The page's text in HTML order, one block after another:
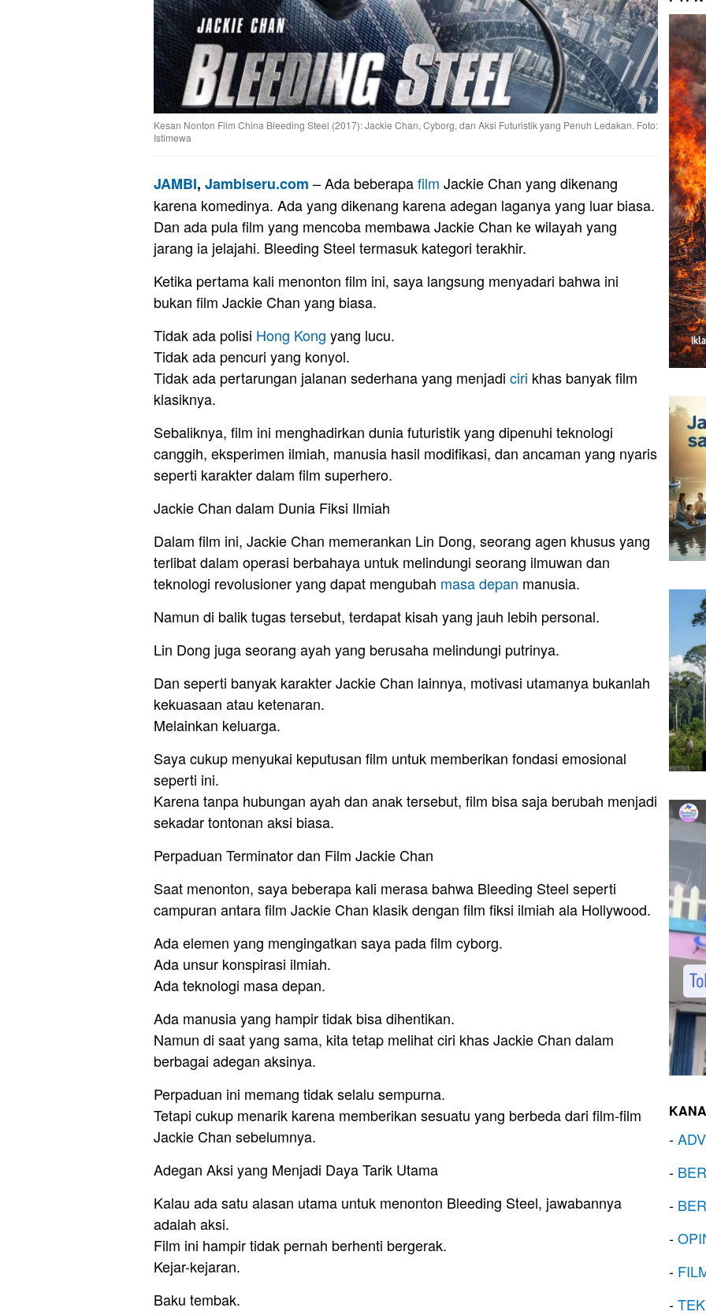
Kesan Nonton Film China Bleeding Steel (2017): Jackie Chan, Cyborg, dan Aksi Futuristik yang Penuh Ledakan. Foto:
Istimewa
JAMBI, Jambiseru.com – Ada beberapafilm Jackie Chan yang dikenang
karena komedinya. Ada yang dikenang karena adegan laganya yang luar biasa.
Dan ada pula film yang mencoba membawa Jackie Chan ke wilayah yang
jarang ia jelajahi. Bleeding Steel termasuk kategori terakhir.
Ketika pertama kali menonton film ini, saya langsung menyadari bahwa ini
bukan film Jackie Chan yang biasa.
Tidak ada polisi Hong Kong yang lucu.
Tidak ada pencuri yang konyol.
Tidak ada pertarungan jalanan sederhana yang menjadi ciri khas banyak film
klasiknya.
Sebaliknya, film ini menghadirkan dunia futuristik yang dipenuhi teknologi
canggih, eksperimen ilmiah, manusia hasil modifikasi, dan ancaman yang nyaris
seperti karakter dalam film superhero.
Jackie Chan dalam Dunia Fiksi Ilmiah
Dalam film ini, Jackie Chan memerankan Lin Dong, seorang agen khusus yang
terlibat dalam operasi berbahaya untuk melindungi seorang ilmuwan dan
teknologi revolusioner yang dapat mengubah masa depan manusia.
Namun di balik tugas tersebut, terdapat kisah yang jauh lebih personal.
Lin Dong juga seorang ayah yang berusaha melindungi putrinya.
Dan seperti banyak karakter Jackie Chan lainnya, motivasi utamanya bukanlah
kekuasaan atau ketenaran.
Melainkan keluarga.
Saya cukup menyukai keputusan film untuk memberikan fondasi emosional
seperti ini.
Karena tanpa hubungan ayah dan anak tersebut, film bisa saja berubah menjadi
sekadar tontonan aksi biasa.
Perpaduan Terminator dan Film Jackie Chan
Saat menonton, saya beberapa kali merasa bahwa Bleeding Steel seperti
campuran antara film Jackie Chan klasik dengan film fiksi ilmiah ala Hollywood.
Ada elemen yang mengingatkan saya pada film cyborg.
Ada unsur konspirasi ilmiah.
Ada teknologi masa depan.
Ada manusia yang hampir tidak bisa dihentikan.
Namun di saat yang sama, kita tetap melihat ciri khas Jackie Chan dalam
berbagai adegan aksinya.
Perpaduan ini memang tidak selalu sempurna.
Tetapi cukup menarik karena memberikan sesuatu yang berbeda dari film-film
Jackie Chan sebelumnya.
Adegan Aksi yang Menjadi Daya Tarik Utama
Kalau ada satu alasan utama untuk menonton Bleeding Steel, jawabannya
adalah aksi.
Film ini hampir tidak pernah berhenti bergerak.
Kejar-kejaran.
Baku tembak.
-
-
-
-
-
-